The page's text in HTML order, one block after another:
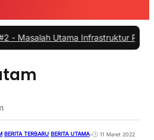
Utama Infrastruktur Pengisian
BERITA TERBARU BERITA UTAMA• 11 Maret 2022